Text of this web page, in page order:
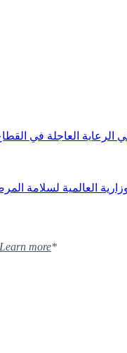
العاجلة في
العالمية لسلامة المرضى
*Content machine-translated by Google.
Learn more